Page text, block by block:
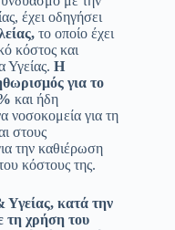
έχει οδηγήσει
το οποίο έχει
κόστος και
Υγείας. Η
για το
και ήδη
νοσοκομεία για τη
στους
την καθιέρωση
κόστους της.
κατά την
τη χρήση του